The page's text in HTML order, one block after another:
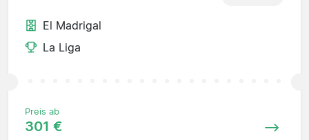
El Madrigal
La Liga
Preis ab
301 €